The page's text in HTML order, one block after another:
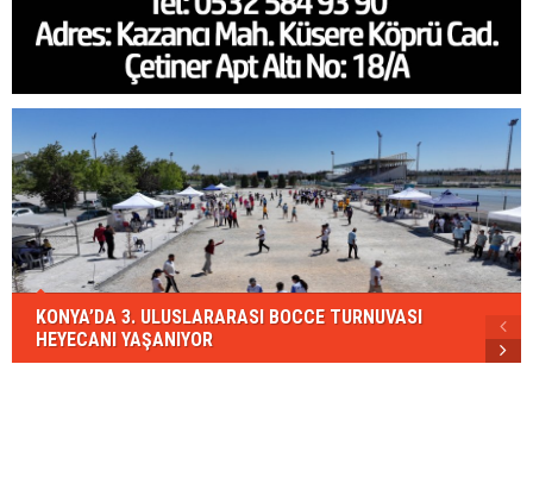
KONYA’DA 3. ULUSLARARASI BOCCE TURNUVASI
HEYECANI YAŞANIYOR